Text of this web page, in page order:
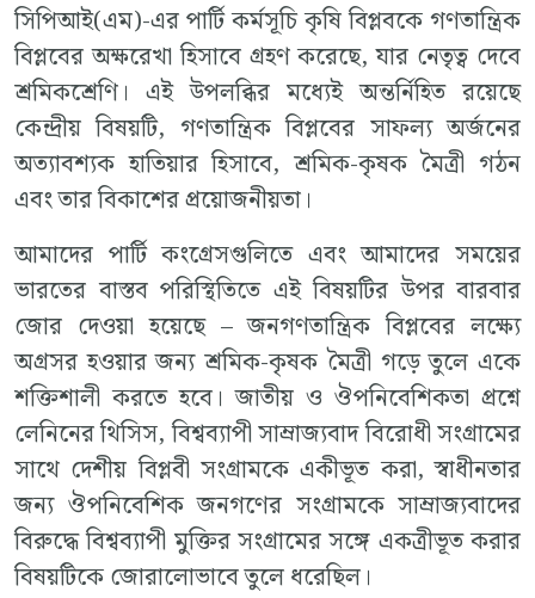
সিপিআই(এম)-এর পার্টি কর্মসূচি কৃষি বিপ্লবকে গণতান্ত্রিক
বিপ্লবের অক্ষরেখা হিসাবে গ্রহণ করেছে, যার নেতৃত্ব দেবে
শ্রমিকশ্রেণি। এই উপলব্ধির মধ্যেই অন্তর্নিহিত রয়েছে
কেন্দ্রীয় বিষয়টি, গণতান্ত্রিক বিপ্লবের সাফল্য অর্জনের
অত্যাবশ্যক হাতিয়ার হিসাবে, শ্রমিক-কৃষক মৈত্রী গঠন
এবং তার বিকাশের প্রয়োজনীয়তা।
আমাদের পার্টি কংগ্রেসগুলিতে এবং আমাদের সময়ের
ভারতের বাস্তব পরিস্থিতিতে এই বিষয়টির উপর বারবার
জোর দেওয়া হয়েছে – জনগণতান্ত্রিক বিপ্লবের লক্ষ্যে
অগ্রসর হওয়ার জন্য শ্রমিক-কৃষক মৈত্রী গড়ে তুলে একে
শক্তিশালী করতে হবে। জাতীয় ও ঔপনিবেশিকতা প্রশ্নে
লেনিনের থিসিস, বিশ্বব্যাপী সাম্রাজ্যবাদ বিরোধী সংগ্রামের
সাথে দেশীয় বিপ্লবী সংগ্রামকে একীভূত করা, স্বাধীনতার
জন্য ঔপনিবেশিক জনগণের সংগ্রামকে সাম্রাজ্যবাদের
বিরুদ্ধে বিশ্বব্যাপী মুক্তির সংগ্রামের সঙ্গে একত্রীভূত করার
বিষয়টিকে জোরালোভাবে তুলে ধরেছিল।